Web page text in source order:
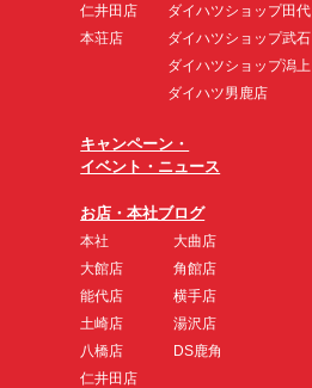
仁井田店
本荘店
ダイハツショップ田代
ダイハツショップ武石
ダイハツショップ潟上
ダイハツ男鹿店
キャンペーン・
イベント・ニュース
お店・本社ブログ
本社
大館店
能代店
土崎店
八橋店
仁井田店
大曲店
角館店
横手店
湯沢店
DS鹿角